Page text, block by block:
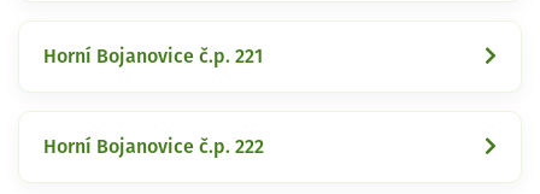
Horní Bojanovice č.p. 221
Horní Bojanovice č.p. 222